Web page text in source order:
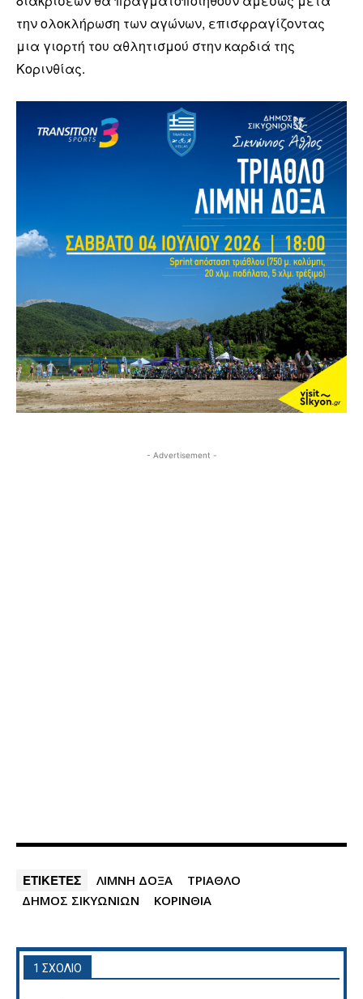
την ολοκλήρωση των αγώνων, επισφραγίζοντας
μια γιορτή του αθλητισμού στην καρδιά της
Κορινθίας.
- Advertisement -
ΕΤΙΚΕΤΕΣ ΛΙΜΝΗ ΔΟΞΑ
ΤΡΙΑΘΛΟ
ΔΗΜΟΣ ΣΙΚΥΩΝΙΩΝ
ΚΟΡΙΝΘΙΑ
1 ΣΧΟΛΙΟ